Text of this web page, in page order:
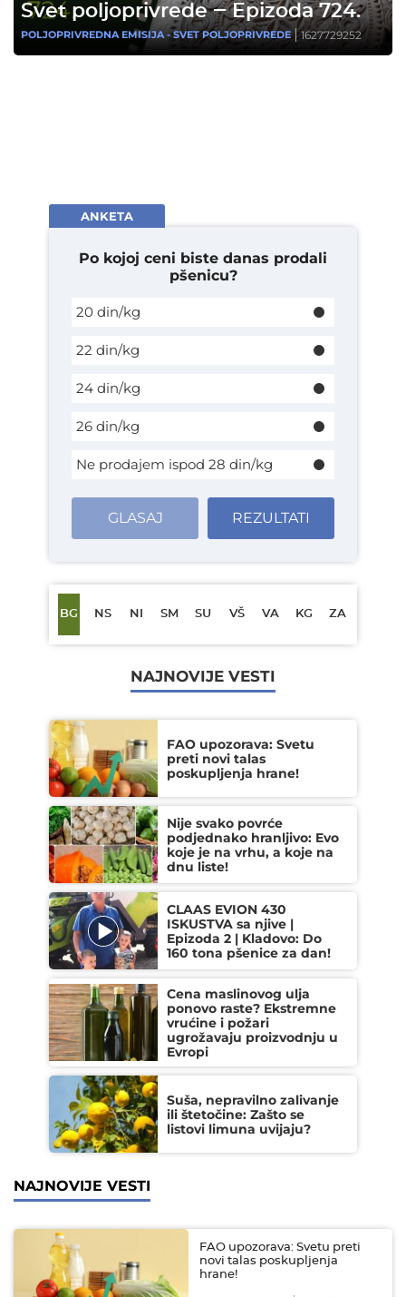
Svet poljoprivrede ‒ Epizoda 724.
POLJOPRIVREDNA EMISIJA - SVET POLJOPRIVREDE 1627729252
ANKETA
Po kojoj ceni biste danas prodali
pšenicu?
20 din/kg
22 din/kg
24 din/kg
26 din/kg
Ne prodajem ispod 28 din/kg
GLASAJ REZULTATI
BG NS NI SM SU VŠ VA KG ZA
NAJNOVIJE VESTI
FAO upozorava: Svetu
preti novi talas
poskupljenja hrane!
Nije svako povrće
podjednako hranljivo: Evo
koje je na vrhu, a koje na
dnu liste!
CLAAS EVION 430
ISKUSTVA sa njive |
Epizoda 2 | Kladovo: Do
160 tona pšenice za dan!
Cena maslinovog ulja
ponovo raste? Ekstremne
vrućine i požari
ugrožavaju proizvodnju u
Evropi
Suša, nepravilno zalivanje
ili štetočine: Zašto se
listovi limuna uvijaju?
NAJNOVIJE VESTI
FAO upozorava: Svetu preti
novi talas poskupljenja
hrane!